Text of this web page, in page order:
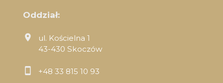
Oddział:
ul. Kościelna 1
43-430 Skoczów
+48 33 815 10 93